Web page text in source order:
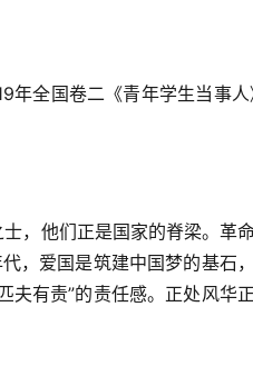
年全国卷二《青年学生当事
，他们正是国家的脊梁。革
，爱国是筑建中国梦的基石
夫有责”的责任感。正处风华